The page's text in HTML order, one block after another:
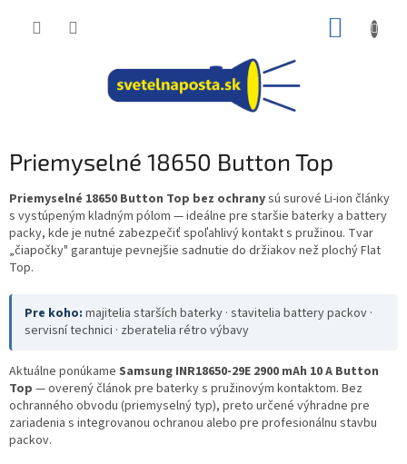
Priemyselné 18650 Button Top
Priemyselné 18650 Button Top bez ochranysú surové Li-ion články
s vystúpeným kladným pólom — ideálne pre staršie baterky a battery
packy, kde je nutné zabezpečiť spoľahlivý kontakt s pružinou. Tvar
„čiapočky" garantuje pevnejšie sadnutie do držiakov než plochý Flat
Top.
Pre koho: majitelia starších baterky · stavitelia battery packov ·
servisní technici · zberatelia rétro výbavy
Aktuálne ponúkame Samsung INR18650-29E 2900 mAh 10 A Button
Top — overený článok pre baterky s pružinovým kontaktom. Bez
ochranného obvodu (priemyselný typ), preto určené výhradne pre
zariadenia s integrovanou ochranou alebo pre profesionálnu stavbu
packov.